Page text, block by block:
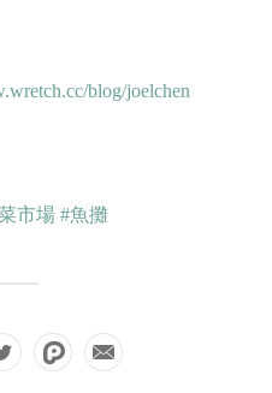
blog/joelchen
市場 #魚攤